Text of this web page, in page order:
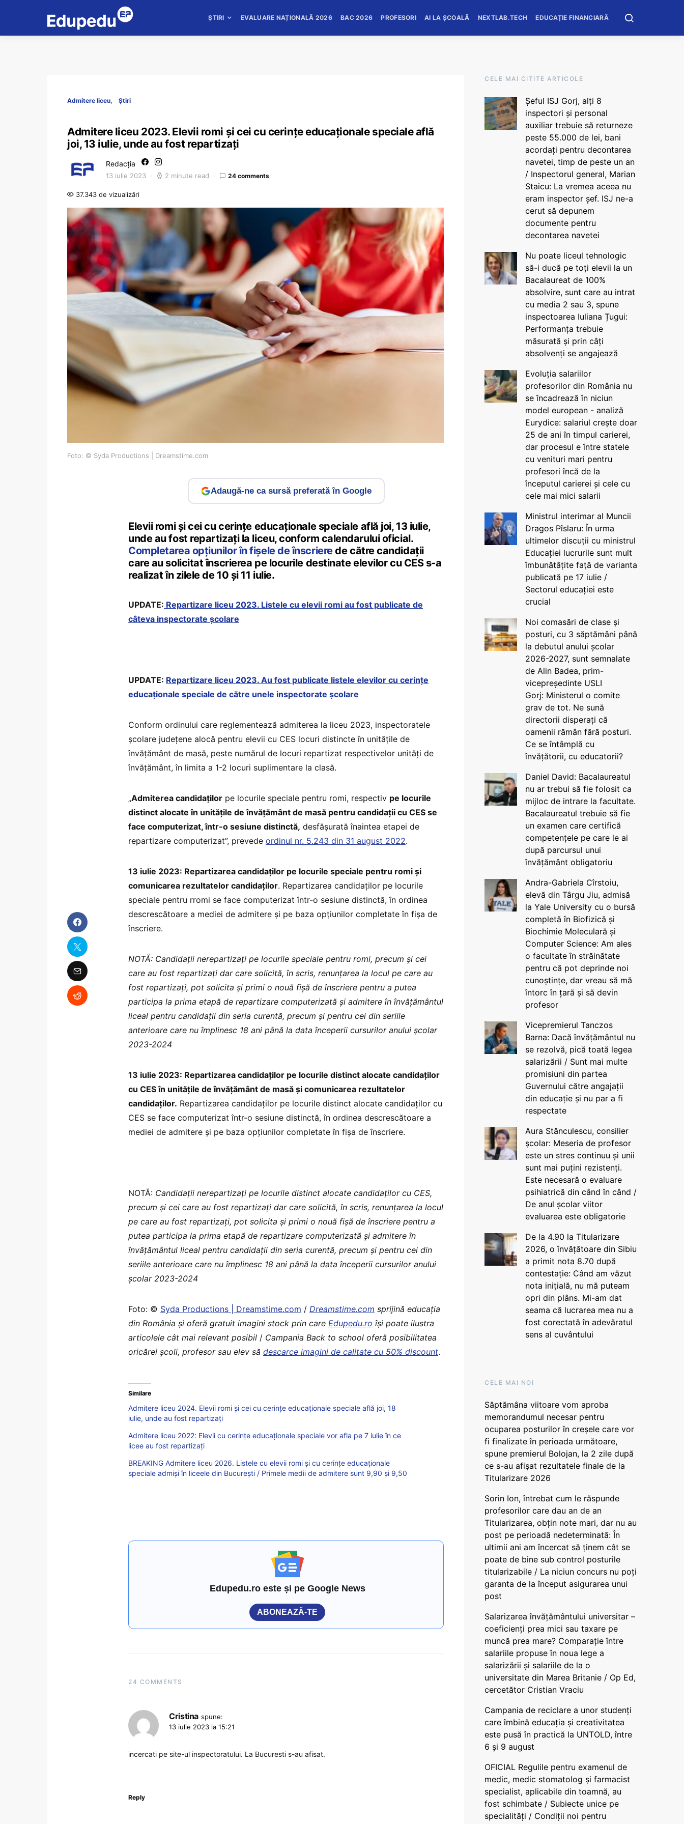
ȘTIRI EVALUARE NAȚIONALĂ 2026 BAC 2026 PROFESORI AI LA ȘCOALĂ NEXTLAB.TECH EDUCAȚIE FINANCIARĂ
Admitere liceu Știri
Admitere liceu 2023. Elevii romi și cei cu cerințe educaționale speciale află
joi, 13 iulie, unde au fost repartizați
Redacția
13 iulie 2023 2 minute read 24 comments
37.343 de vizualizări
Foto: © Syda Productions | Dreamstime.com
Adaugă-ne ca sursă preferată în Google
Elevii romi și cei cu cerințe educaționale speciale află joi, 13 iulie,
unde au fost repartizați la liceu, conform calendarului oficial.
Completarea opțiunilor în fișele de înscrierede către candidații
care au solicitat înscrierea pe locurile destinate elevilor cu CES s-a
realizat în zilele de 10 și 11 iulie.
UPDATE: Repartizare liceu 2023. Listele cu elevii romi au fost publicate de
câteva inspectorate școlare
UPDATE: Repartizare liceu 2023. Au fost publicate listele elevilor cu cerințe
educaționale speciale de către unele inspectorate școlare
Conform ordinului care reglementează admiterea la liceu 2023, inspectoratele
școlare județene alocă pentru elevii cu CES locuri distincte în unitățile de
învățământ de masă, peste numărul de locuri repartizat respectivelor unități de
învățământ, în limita a 1-2 locuri suplimentare la clasă.
„Admiterea candidaților pe locurile speciale pentru romi, respectiv pe locurile
distinct alocate în unitățile de învățământ de masă pentru candidații cu CES se
face computerizat, într-o sesiune distinctă, desfășurată înaintea etapei de
repartizare computerizat”, prevede ordinul nr. 5.243 din 31 august 2022.
13 iulie 2023: Repartizarea candidaților pe locurile speciale pentru romi și
comunicarea rezultatelor candidaților. Repartizarea candidaților pe locurile
speciale pentru rromi se face computerizat într-o sesiune distinctă, în ordinea
descrescătoare a mediei de admitere și pe baza opțiunilor completate în fișa de
înscriere.
NOTĂ: Candidații nerepartizați pe locurile speciale pentru romi, precum și cei
care au fost repartizați dar care solicită, în scris, renunțarea la locul pe care au
fost repartizați, pot solicita și primi o nouă fișă de înscriere pentru a putea
participa la prima etapă de repartizare computerizată și admitere în învățământul
liceal pentru candidații din seria curentă, precum și pentru cei din seriile
anterioare care nu împlinesc 18 ani până la data începerii cursurilor anului școlar
2023-2024
13 iulie 2023: Repartizarea candidaților pe locurile distinct alocate candidaților
cu CES în unitățile de învățământ de masă și comunicarea rezultatelor
candidaților. Repartizarea candidaților pe locurile distinct alocate candidaților cu
CES se face computerizat într-o sesiune distinctă, în ordinea descrescătoare a
mediei de admitere și pe baza opțiunilor completate în fișa de înscriere.
NOTĂ: Candidații nerepartizați pe locurile distinct alocate candidaților cu CES,
precum și cei care au fost repartizați dar care solicită, în scris, renunțarea la locul
pe care au fost repartizați, pot solicita și primi o nouă fișă de înscriere pentru a
putea participa la prima etapă de repartizare computerizată și admitere în
învățământul liceal pentru candidații din seria curentă, precum și pentru cei din
seriile anterioare care nu împlinesc 18 ani până la data începerii cursurilor anului
școlar 2023-2024
Foto: © Syda Productions | Dreamstime.com / Dreamstime.com sprijină educaţia
din România şi oferă gratuit imagini stock prin care Edupedu.ro îşi poate ilustra
articolele cât mai relevant posibil / Campania Back to school oferă posibilitatea
oricărei școli, profesor sau elev să descarce imagini de calitate cu 50% discount.
Similare
Admitere liceu 2024. Elevii romi și cei cu cerințe educaționale speciale află joi, 18
iulie, unde au fost repartizați
Admitere liceu 2022: Elevii cu cerințe educaționale speciale vor afla pe 7 iulie în ce
licee au fost repartizați
BREAKING Admitere liceu 2026. Listele cu elevii romi și cu cerințe educaționale
speciale admiși în liceele din București / Primele medii de admitere sunt 9,90 și 9,50
Edupedu.ro este și pe Google News
ABONEAZĂ-TE
24 COMMENTS
Cristina spune:
13 iulie 2023 la 15:21
incercati pe site-ul inspectoratului. La Bucuresti s-au afisat.
Reply
CELE MAI CITITE ARTICOLE
Șeful ISJ Gorj, alți 8
inspectori și personal
auxiliar trebuie să returneze
peste 55.000 de lei, bani
acordați pentru decontarea
navetei, timp de peste un an
/ Inspectorul general, Marian
Staicu: La vremea aceea nu
eram inspector șef. ISJ ne-a
cerut să depunem
documente pentru
decontarea navetei
Nu poate liceul tehnologic
să-i ducă pe toți elevii la un
Bacalaureat de 100%
absolvire, sunt care au intrat
cu media 2 sau 3, spune
inspectoarea Iuliana Țugui:
Performanța trebuie
măsurată și prin câți
absolvenți se angajează
Evoluția salariilor
profesorilor din România nu
se încadrează în niciun
model european - analiză
Eurydice: salariul crește doar
25 de ani în timpul carierei,
dar procesul e între statele
cu venituri mari pentru
profesori încă de la
începutul carierei și cele cu
cele mai mici salarii
Ministrul interimar al Muncii
Dragos Pîslaru: În urma
ultimelor discuții cu ministrul
Educației lucrurile sunt mult
îmbunătățite față de varianta
publicată pe 17 iulie /
Sectorul educației este
crucial
Noi comasări de clase și
posturi, cu 3 săptămâni până
la debutul anului școlar
2026-2027, sunt semnalate
de Alin Badea, prim-
vicepreședinte USLI
Gorj: Ministerul o comite
grav de tot. Ne sună
directorii disperați că
oamenii rămân fără posturi.
Ce se întâmplă cu
învățătorii, cu educatorii?
Daniel David: Bacalaureatul
nu ar trebui să fie folosit ca
mijloc de intrare la facultate.
Bacalaureatul trebuie să fie
un examen care certifică
competențele pe care le ai
după parcursul unui
învățământ obligatoriu
Andra-Gabriela Cîrstoiu,
elevă din Târgu Jiu, admisă
la Yale University cu o bursă
completă în Biofizică și
Biochimie Moleculară și
Computer Science: Am ales
o facultate în străinătate
pentru că pot deprinde noi
cunoștințe, dar vreau să mă
întorc în țară și să devin
profesor
Vicepremierul Tanczos
Barna: Dacă învățământul nu
se rezolvă, pică toată legea
salarizării / Sunt mai multe
promisiuni din partea
Guvernului către angajații
din educație și nu par a fi
respectate
Aura Stănculescu, consilier
școlar: Meseria de profesor
este un stres continuu și unii
sunt mai puțini rezistenți.
Este necesară o evaluare
psihiatrică din când în când /
De anul școlar viitor
evaluarea este obligatorie
De la 4.90 la Titularizare
2026, o învățătoare din Sibiu
a primit nota 8.70 după
contestație: Când am văzut
nota inițială, nu mă puteam
opri din plâns. Mi-am dat
seama că lucrarea mea nu a
fost corectată în adevăratul
sens al cuvântului
CELE MAI NOI
Săptămâna viitoare vom aproba
memorandumul necesar pentru
ocuparea posturilor în creșele care vor
fi finalizate în perioada următoare,
spune premierul Bolojan, la 2 zile după
ce s-au afișat rezultatele finale de la
Titularizare 2026
Sorin Ion, întrebat cum le răspunde
profesorilor care dau an de an
Titularizarea, obțin note mari, dar nu au
post pe perioadă nedeterminată: În
ultimii ani am încercat să ținem cât se
poate de bine sub control posturile
titularizabile / La niciun concurs nu poți
garanta de la început asigurarea unui
post
Salarizarea învățământului universitar –
coeficienți prea mici sau taxare pe
muncă prea mare? Comparație între
salariile propuse în noua lege a
salarizării și salariile de la o
universitate din Marea Britanie / Op Ed,
cercetător Cristian Vraciu
Campania de reciclare a unor studenți
care îmbină educația și creativitatea
este pusă în practică la UNTOLD, între
6 și 9 august
OFICIAL Regulile pentru examenul de
medic, medic stomatolog și farmacist
specialist, aplicabile din toamnă, au
fost schimbate / Subiecte unice pe
specialități / Condiții noi pentru